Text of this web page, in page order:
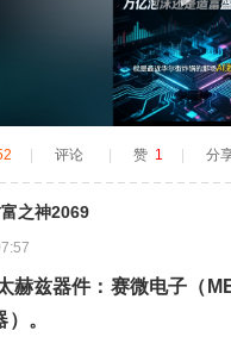
评论 赞 1 分
之神2069
赫兹器件：赛微电子（
。